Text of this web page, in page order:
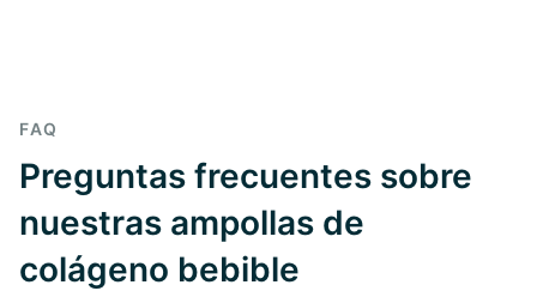
FAQ
Preguntas frecuentes sobre
nuestras ampollas de
colágeno bebible